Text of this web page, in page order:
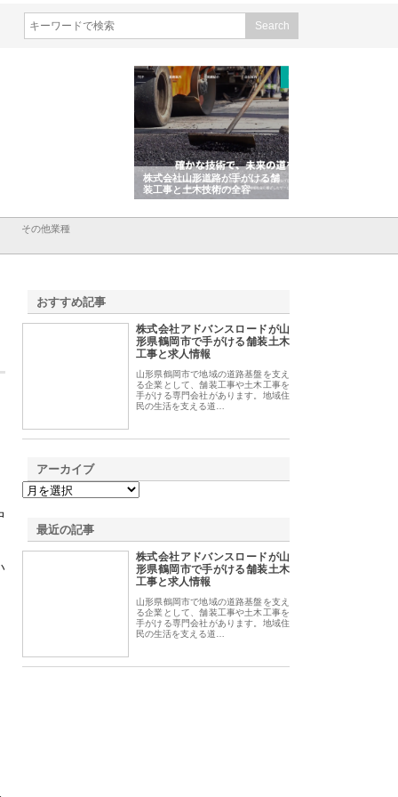
株式会社山形道路が手がける舗
装工事と土木技術の全容
その他業種
おすすめ記事
株式会社アドバンスロードが山
形県鶴岡市で手がける舗装土木
工事と求人情報
山形県鶴岡市で地域の道路基盤を支え
る企業として、舗装工事や土木工事を
手がける専門会社があります。地域住
民の生活を支える道…
アーカイブ
最近の記事
株式会社アドバンスロードが山
形県鶴岡市で手がける舗装土木
工事と求人情報
山形県鶴岡市で地域の道路基盤を支え
る企業として、舗装工事や土木工事を
手がける専門会社があります。地域住
民の生活を支える道…